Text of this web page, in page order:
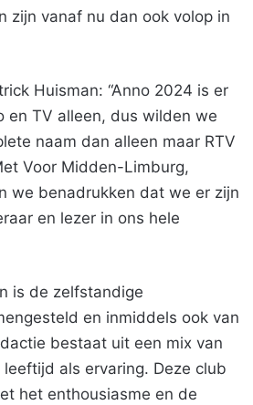
zijn vanaf nu dan ook volop in
Huisman: “Anno 2024 is er
en TV alleen, dus wilden we
naam dan alleen maar RTV
Voor Midden-Limburg,
we benadrukken dat we er zijn
en lezer in ons hele
is de zelfstandige
en inmiddels ook van
bestaat uit een mix van
als ervaring. Deze club
het enthousiasme en de